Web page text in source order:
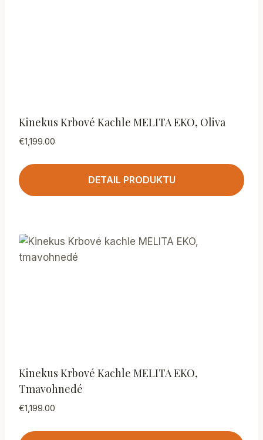
Kinekus Krbové Kachle MELITA EKO, Oliva
€1,199.00
DETAIL PRODUKTU
Kinekus Krbové Kachle MELITA EKO,
Tmavohnedé
€1,199.00